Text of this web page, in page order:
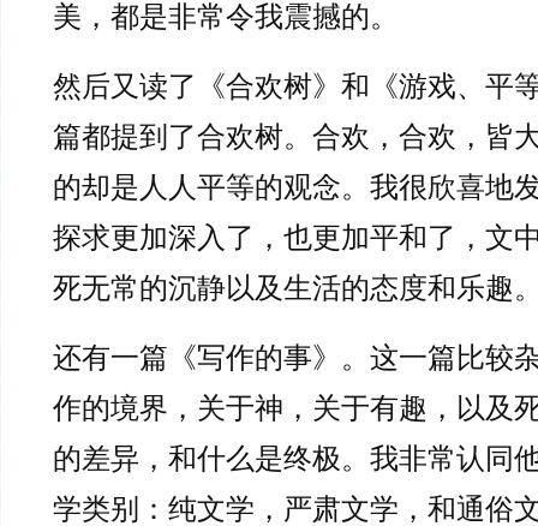
美，都是非常令我震撼的。
然后又读了《合欢树》和《游戏、平
篇都提到了合欢树。合欢，合欢，皆
的却是人人平等的观念。我很欣喜地
探求更加深入了，也更加平和了，文
死无常的沉静以及生活的态度和乐趣
还有一篇《写作的事》。这一篇比较
作的境界，关于神，关于有趣，以及
的差异，和什么是终极。我非常认同
学类别：纯文学，严肃文学，和通俗